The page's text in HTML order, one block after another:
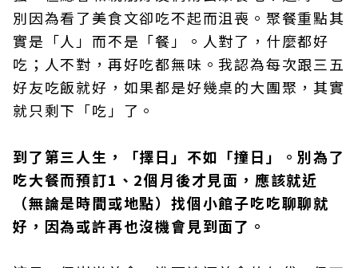
別因為看了美食文卻吃不起而沮喪。聚餐重點其
實是「人」而不是「餐」。人對了，什麼都好
吃；人不對，再好吃都無味。我認為每次跟三五
好友吃飯就好，如果都是好幾桌的大團聚，其實
就只剩下「吃」了。
到了第三人生，「擇日」不如「撞日」。別為了
吃大餐而預訂1、2個月後才見面，應該就近
（無論是時間或地點）找個小館子吃吃聊聊就
好，因為或許再也沒機會見到面了。